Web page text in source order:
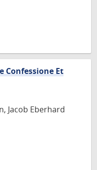
Confessione Et
Jacob Eberhard